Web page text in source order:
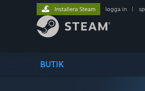
BUTIK
Installera Steam logga in